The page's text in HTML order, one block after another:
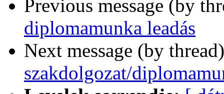
Previous message (by
diplomamunka leadás
Next message (by
szakdolgozat/